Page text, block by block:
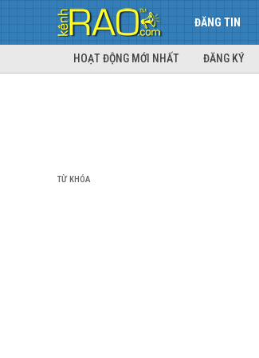
ĐĂNG TIN
HOẠT ĐỘNG MỚI NHẤT ĐĂNG KÝ
TỪ KHÓA